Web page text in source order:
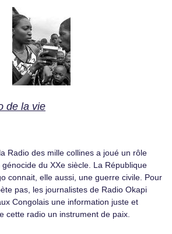
de la vie
Radio des mille collines a joué un rôle
du XXe siècle. La République
connait, elle aussi, une guerre civile. Pour
pas, les journalistes de Radio Okapi
Congolais une information juste et
cette radio un instrument de paix.